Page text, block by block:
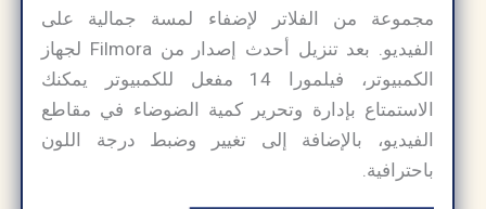
مجموعة من الفلاتر لإضفاء لمسة جمالية على
الفيديو. بعد تنزيل أحدث إصدار من Filmora لجهاز
الكمبيوتر، فيلمورا 14 مفعل للكمبيوتر يمكنك
الاستمتاع بإدارة وتحرير كمية الضوضاء في مقاطع
الفيديو، بالإضافة إلى تغيير وضبط درجة اللون
باحترافية.